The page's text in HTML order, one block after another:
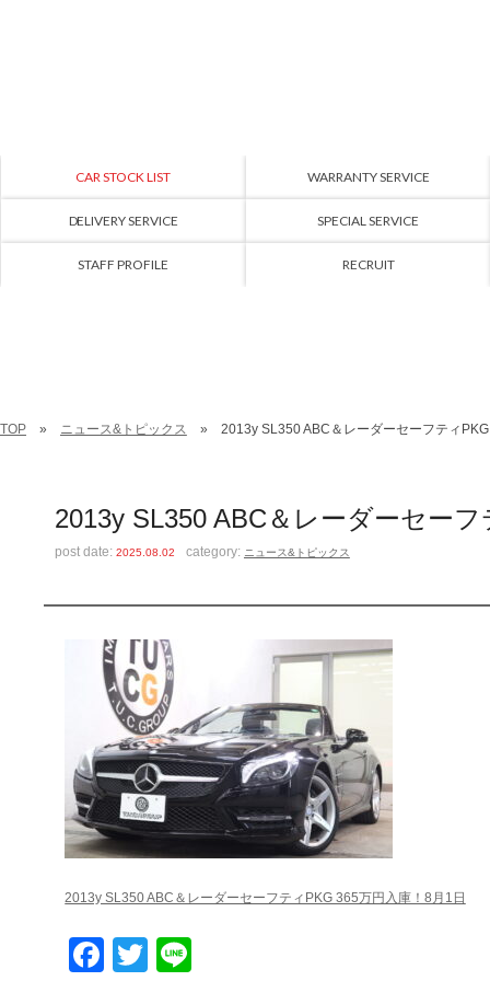
CAR STOCK LIST WARRANTY SERVICE
DELIVERY SERVICE SPECIAL SERVICE
STAFF PROFILE RECRUIT
TOP ニュース&トピックス 2013y SL350 ABC＆レーダーセーフティ
2013y SL350 ABC＆レーダーセー
post date:2025.08.02 category: ニュース&トピックス
2013y SL350 ABC＆レーダーセーフティPKG 365万円入庫！8月1日
Facebook
Twitter